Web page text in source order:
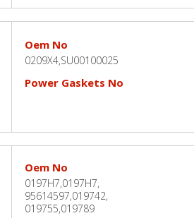
Oem No
0209X4,SU00100025
Power Gaskets No
Oem No
0197H7,0197H7,
95614597,019742,
019755,019789